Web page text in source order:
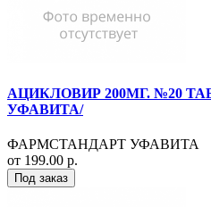
АЦИКЛОВИР 200МГ. №20
УФАВИТА/
ФАРМСТАНДАРТ УФАВИТА
от 199.00 р.
Под заказ